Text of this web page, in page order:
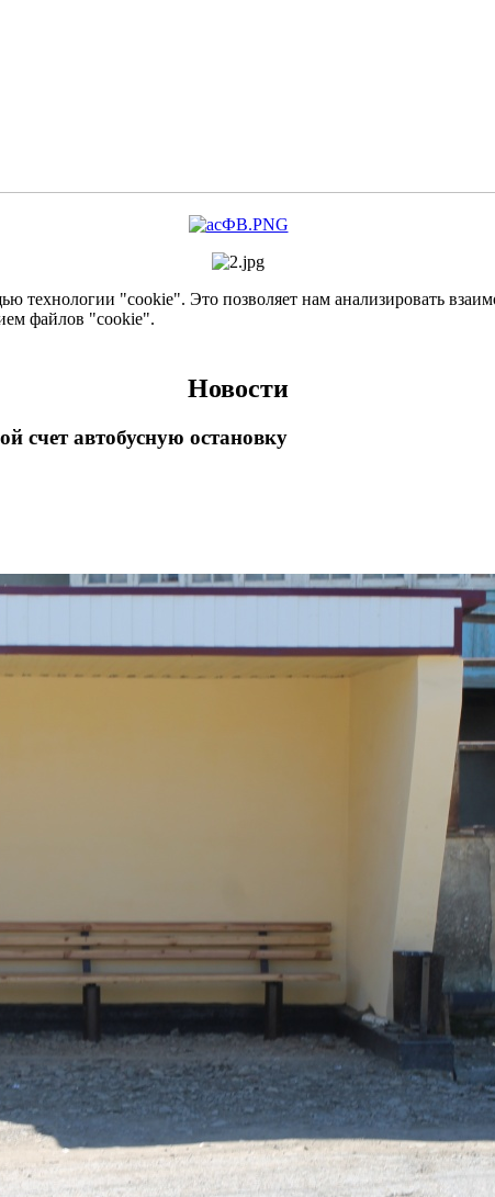
технологии "cookie". Это позволяет нам анализировать
файлов "cookie".
Новости
счет автобусную остановку